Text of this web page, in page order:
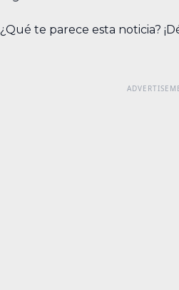
¿Qué te parece esta noticia?